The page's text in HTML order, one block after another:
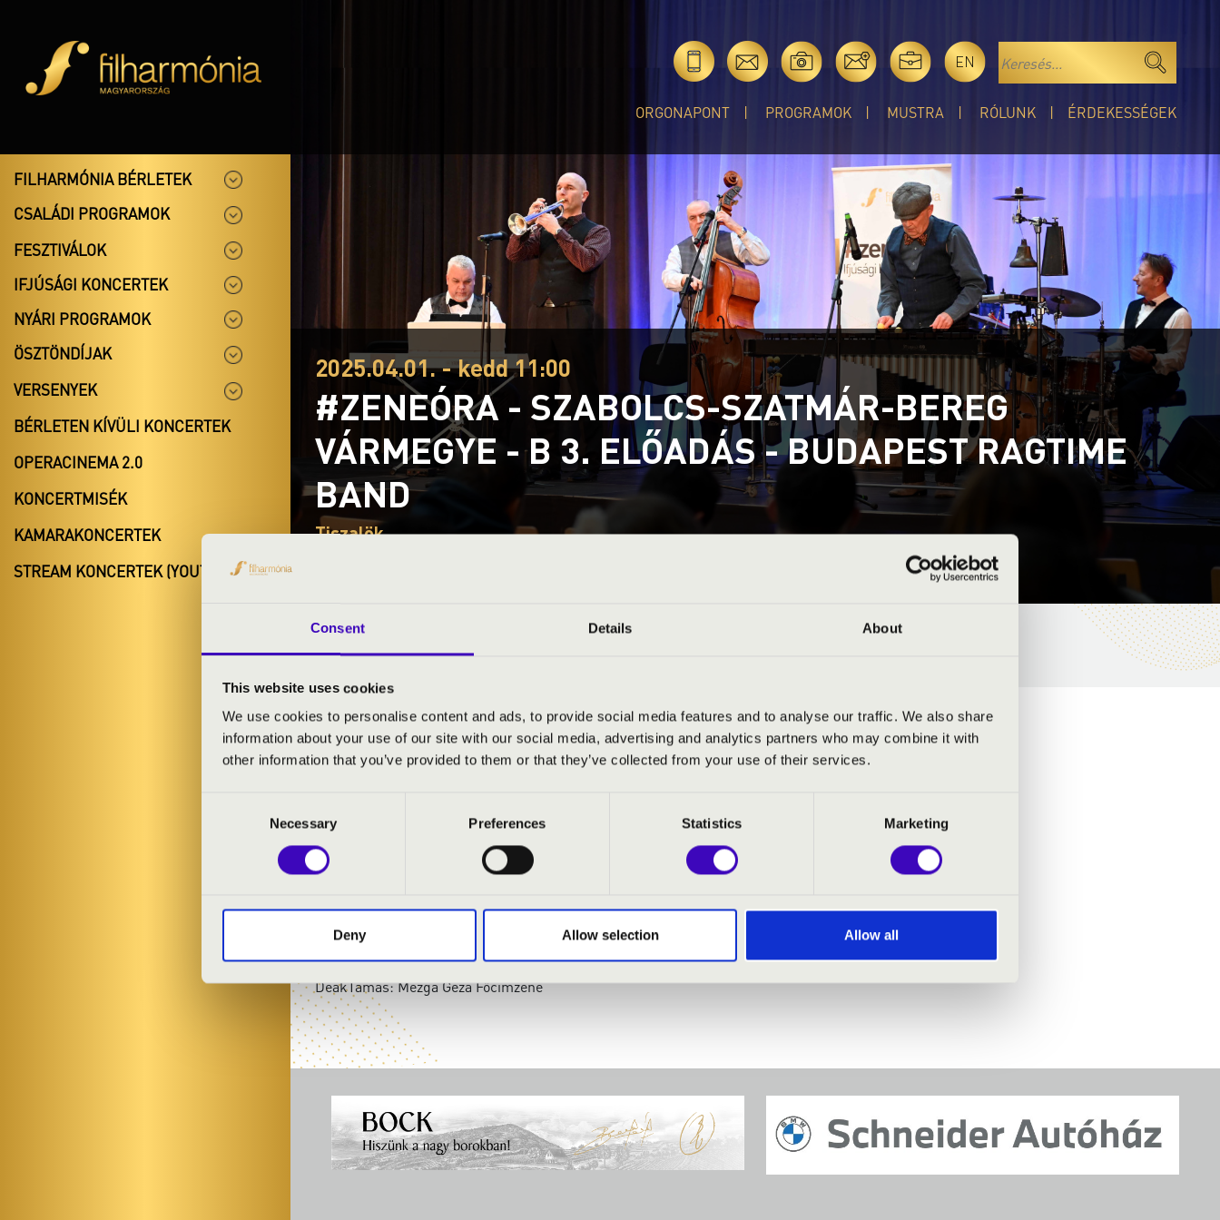
Consent Details About
This website uses cookies
We use cookies to personalise content and ads, to provide social media features and to analyse our traffic. We also share
information about your use of our site with our social media, advertising and analytics partners who may combine it with
other information that you’ve provided to them or that they’ve collected from your use of their services.
Necessary Preferences Statistics Marketing
Deny Allow selection Allow all
EN
ORGONAPONT PROGRAMOK MUSTRA RÓLUNK ÉRDEKESSÉGEK
FILHARMÓNIA BÉRLETEK
CSALÁDI PROGRAMOK
FESZTIVÁLOK
IFJÚSÁGI KONCERTEK
NYÁRI PROGRAMOK
ÖSZTÖNDÍJAK
VERSENYEK
BÉRLETEN KÍVÜLI KONCERTEK
OPERACINEMA 2.0
KONCERTMISÉK
KAMARAKONCERTEK
STREAM KONCERTEK (YOUTUBE)
2025.04.01. - kedd 11:00
#ZENEÓRA - SZABOLCS-SZATMÁR-BEREG
VÁRMEGYE - B 3. ELŐADÁS - BUDAPEST RAGTIME
BAND
Tiszalök
ELŐADÓK:
Scott Joplin: Originál Rags
Bodewalt Lamp: Creole Belles
G. Bizet: Carmen-részlet
B. Thiele: What A Wonderful World
DeákTamás: Mézga Géza Főcimzene